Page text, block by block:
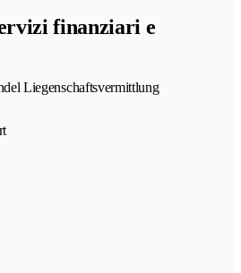
finanziari e
Liegenschaftsvermittlung